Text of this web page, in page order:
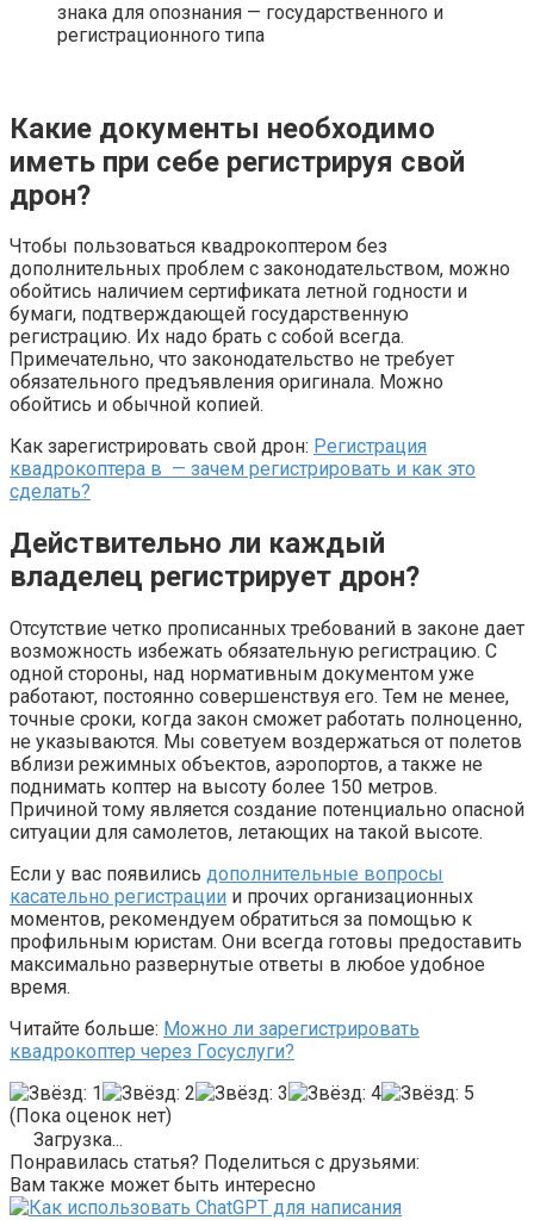
знака для опознания — государственного и
регистрационного типа
Какие документы необходимо
иметь при себе регистрируя свой
дрон?
Чтобы пользоваться квадрокоптером без
дополнительных проблем с законодательством, можно
обойтись наличием сертификата летной годности и
бумаги, подтверждающей государственную
регистрацию. Их надо брать с собой всегда.
Примечательно, что законодательство не требует
обязательного предъявления оригинала. Можно
обойтись и обычной копией.
Как зарегистрировать свой дрон: Регистрация
квадрокоптера в — зачем регистрировать и как это
сделать?
Действительно ли каждый
владелец регистрирует дрон?
Отсутствие четко прописанных требований в законе дает
возможность избежать обязательную регистрацию. С
одной стороны, над нормативным документом уже
работают, постоянно совершенствуя его. Тем не менее,
точные сроки, когда закон сможет работать полноценно,
не указываются. Мы советуем воздержаться от полетов
вблизи режимных объектов, аэропортов, а также не
поднимать коптер на высоту более 150 метров.
Причиной тому является создание потенциально опасной
ситуации для самолетов, летающих на такой высоте.
Если у вас появились дополнительные вопросы
касательно регистрации и прочих организационных
моментов, рекомендуем обратиться за помощью к
профильным юристам. Они всегда готовы предоставить
максимально развернутые ответы в любое удобное
время.
Читайте больше: Можно ли зарегистрировать
квадрокоптер через Госуслуги?
(Пока оценок нет)
Загрузка...
Понравилась статья? Поделиться с друзьями:
Вам также может быть интересно